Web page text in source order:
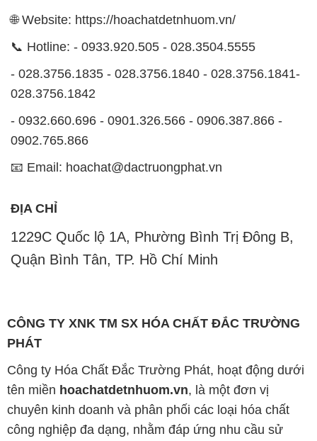
🌐 Website: https://hoachatdetnhuom.vn/
📞 Hotline: - 0933.920.505 - 028.3504.5555
- 028.3756.1835 - 028.3756.1840 - 028.3756.1841-
028.3756.1842
- 0932.660.696 - 0901.326.566 - 0906.387.866 -
0902.765.866
📧 Email: hoachat@dactruongphat.vn
ĐỊA CHỈ
1229C Quốc lộ 1A, Phường Bình Trị Đông B,
Quận Bình Tân, TP. Hồ Chí Minh
CÔNG TY XNK TM SX HÓA CHẤT ĐẮC TRƯỜNG
PHÁT
Công ty Hóa Chất Đắc Trường Phát, hoạt động dưới
tên miền hoachatdetnhuom.vn, là một đơn vị
chuyên kinh doanh và phân phối các loại hóa chất
công nghiệp đa dạng, nhằm đáp ứng nhu cầu sử